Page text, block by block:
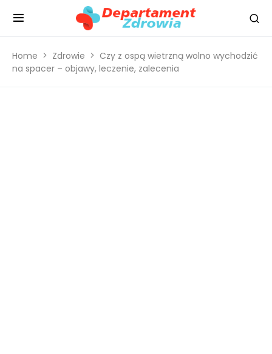
Home Zdrowie
Czy z ospą wietrzną wolno wychodzić
na spacer – objawy, leczenie, zalecenia